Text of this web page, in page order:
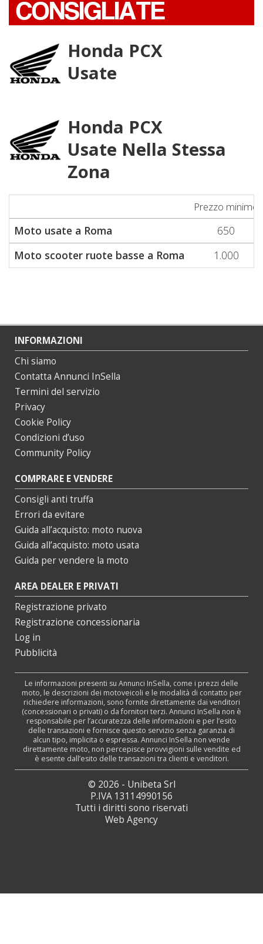
CONSIGLIATE
Honda PCX
Usate
Honda PCX
Usate Nella Stessa
Zona
Prezzo minimo
Moto usate a Roma
650
Moto scooter ruote basse a Roma
1.000
INFORMAZIONI
Chi siamo
Contatta Annunci InSella
Termini del servizio
Privacy
Cookie Policy
Condizioni d’uso
Community Policy
COMPRARE E VENDERE
Consigli anti truffa
Errori da evitare
Guida all’acquisto: moto nuova
Guida all’acquisto: moto usata
Guida per vendere la moto
AREA DEALER E PRIVATI
Registrazione privato
Registrazione concessionaria
Log in
Pubblicità
Le informazioni presenti su Annunci InSella, come i prezzi delle
moto, le descrizioni dei motoveicoli e le modalità di contatto per
richiedere informazioni, sono fornite direttamente dai venditori
(concessionari o privati) o da fornitori terzi. Annunci InSella non è
responsabile per l’accuratezza delle informazioni e per l’esito
delle transazioni e fornisce questo servizio senza garanzia di
alcun tipo, implicita o espressa. Annunci InSella non vende
direttamente moto, non percepisce provvigioni sulle vendite ed
è esente dall’esito delle transazioni tra clienti e venditori.
© 2026 - Unibeta Srl
P.IVA 13114990156
Tutti i diritti sono riservati
Web Agency